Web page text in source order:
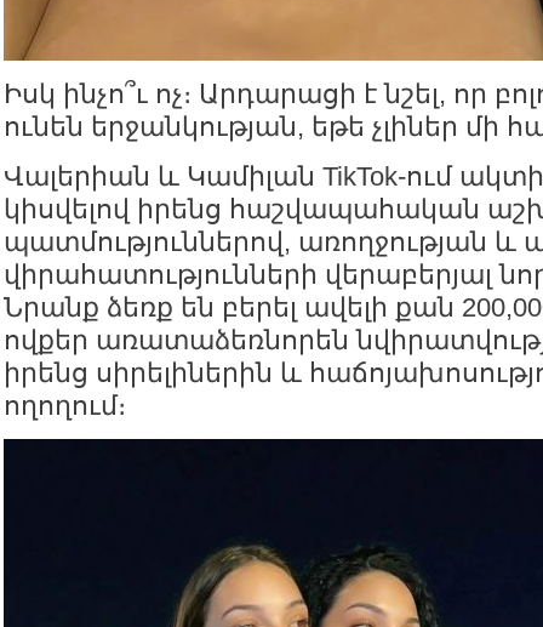
Իսկ ինչո՞ւ ոչ։ Արդարացի է նշել, որ
ունեն երջանկության, եթե չլիներ մի
Վալերիան և Կամիլան TikTok-ում
կիսվելով իրենց հաշվապահական
պատմություններով, առողջության և
վիրահատությունների վերաբերյալ
Նրանք ձեռք են բերել ավելի քան
ովքեր առատաձեռնորեն
իրենց սիրելիներին և
ողողում։